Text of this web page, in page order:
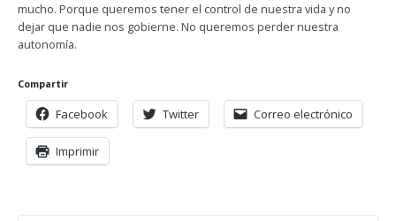
mucho. Porque queremos tener el control de nuestra vida y no
dejar que nadie nos gobierne. No queremos perder nuestra
autonomía.
Compartir
Facebook Twitter Correo electrónico
Imprimir